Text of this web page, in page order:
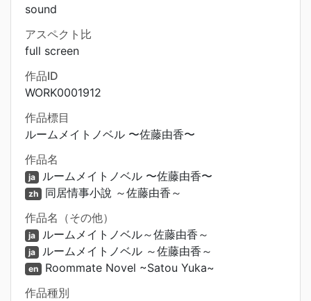
sound
アスペクト比
full screen
作品ID
WORK0001912
作品標目
ルームメイトノベル 〜佐藤由香〜
作品名
ja ルームメイトノベル 〜佐藤由香〜
zh 同居情事小說 ～佐藤由香～
作品名（その他）
ja ルームメイトノベル～佐藤由香～
ja ルームメイトノベル ～佐藤由香～
en Roommate Novel ~Satou Yuka~
作品種別